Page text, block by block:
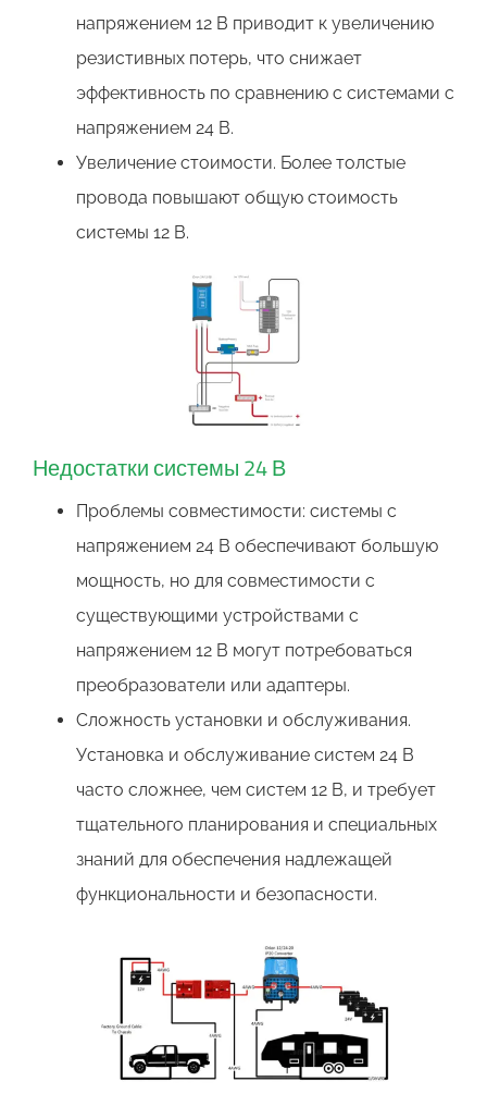
напряжением 12 В приводит к увеличению
резистивных потерь, что снижает
эффективность по сравнению с системами с
напряжением 24 В.
Увеличение стоимости. Более толстые
провода повышают общую стоимость
системы 12 В.
Недостатки системы 24 В
Проблемы совместимости: системы с
напряжением 24 В обеспечивают большую
мощность, но для совместимости с
существующими устройствами с
напряжением 12 В могут потребоваться
преобразователи или адаптеры.
Сложность установки и обслуживания.
Установка и обслуживание систем 24 В
часто сложнее, чем систем 12 В, и требует
тщательного планирования и специальных
знаний для обеспечения надлежащей
функциональности и безопасности.